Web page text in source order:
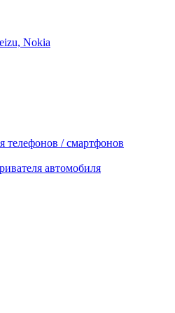
Nokia
телефонов / смартфонов
автомобиля